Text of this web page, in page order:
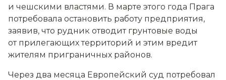
и чешскими властями. В марте этого года Прага
потребовала остановить работу предприятия,
заявив, что рудник отводит грунтовые воды
от прилегающих территорий и этим вредит
жителям приграничных районов.
Через два месяца Европейский суд потребовал